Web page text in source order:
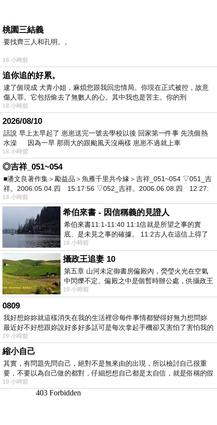
桃園三結義
要找齊三人和孔明。。
16 小時前
追你追的好累。
逮了個現成 犬青小姐，麻煩您跟我回忠情局。你現在正式被控，故意
傷人罪。它包括偷去了無數人的心。其中我也是苦主。你的刑
18 小時前
2026/08/10
話說 早上太早起了 崽崽送完一號去學校以後 回家第一件事 先洗個熱
水澡 因為一早 那雨大的跟颱風天沒兩樣 崽崽不過就上車
18 小時前
◎吉祥_051~054
■潘文良著作集＞勵益品＞魚雁千里共今緣＞吉祥_051~054 ▽051_吉
祥。2006.05.04.四 15:17:56 ▽052_吉祥。2006.06.08.四 12:27:
18 小時前
希伯來書 - 因信稱義的見證人
希伯來書11:1-11:40 11:1信就是所望之事的實
底、是未見之事的確據。 11:2古人在這信上得了
美好的證據。 11:3我們因着信、就知道
18 小時前
攝政王追妻 10
第五章 山河未定御書房偏殿內，熒瑩火光在空氣
中閃爍不定。偏殿之中是個暫時辦公處，供攝政王
於皇宮內廷裡處理公務已然很多年。房內
19 小時前
0809
我好想妳妳就這樣消失在我的生活裡😢每件事情都變得好無力想問妳
最近好不好想跟妳說好多好多話可是每次拿起手機卻又害怕了害怕我的
出現
19 小時前
縮小自己
其實，有問題先問自己，絕對不是無來由的出現，所以檢討自己很重
要，不要以為自己做的都對，仔細想想自己都是太自信，就是俗稱的假
19 小時前